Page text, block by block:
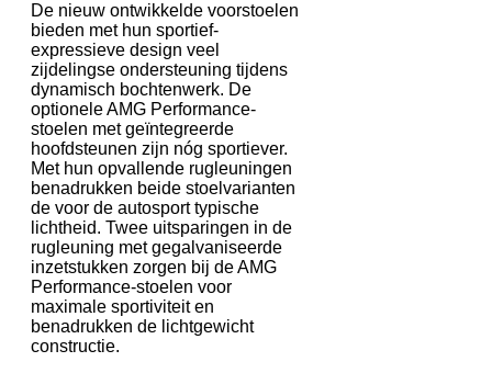
De nieuw ontwikkelde voorstoelen
bieden met hun sportief-
expressieve design veel
zijdelingse ondersteuning tijdens
dynamisch bochtenwerk. De
optionele AMG Performance-
stoelen met geïntegreerde
hoofdsteunen zijn nóg sportiever.
Met hun opvallende rugleuningen
benadrukken beide stoelvarianten
de voor de autosport typische
lichtheid. Twee uitsparingen in de
rugleuning met gegalvaniseerde
inzetstukken zorgen bij de AMG
Performance-stoelen voor
maximale sportiviteit en
benadrukken de lichtgewicht
constructie.